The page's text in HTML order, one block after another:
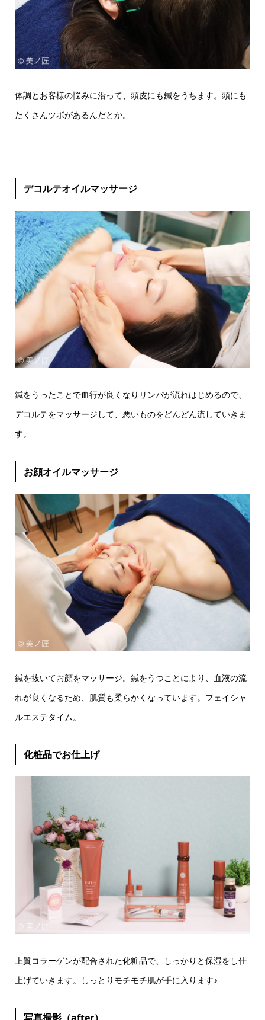
体調とお客様の悩みに沿って、頭皮にも鍼をうちます。頭にも
たくさんツボがあるんだとか。
デコルテオイルマッサージ
鍼をうったことで血行が良くなりリンパが流れはじめるので、
デコルテをマッサージして、悪いものをどんどん流していきま
す。
お顔オイルマッサージ
鍼を抜いてお顔をマッサージ。鍼をうつことにより、血液の流
れが良くなるため、肌質も柔らかくなっています。フェイシャ
ルエステタイム。
化粧品でお仕上げ
上質コラーゲンが配合された化粧品で、しっかりと保湿をし仕
上げていきます。しっとりモチモチ肌が手に入ります♪